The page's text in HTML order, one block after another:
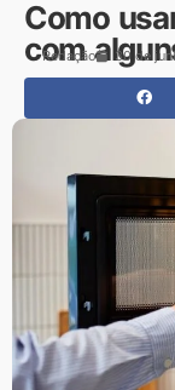
Como
com
Redação 30 de